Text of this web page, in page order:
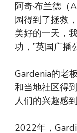
阿奇·布兰德（
园得到了拯救
美好的一天，
功，”英国广播
Gardenia的老
和当地社区得
人们的兴趣感到
2022年，